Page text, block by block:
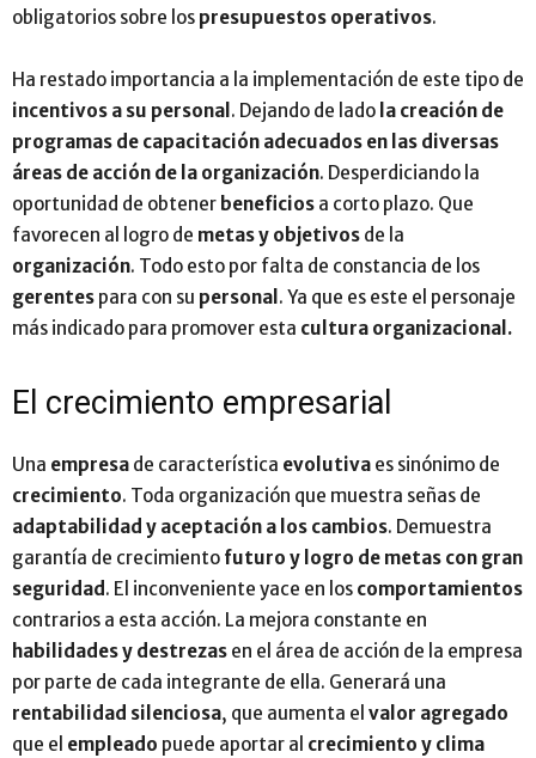
obligatorios sobre los presupuestos operativos.
Ha restado importancia a la implementación de este tipo de
incentivos a su personal . Dejando de lado la creación de
programas de capacitación adecuados en las diversas
áreas de acción de la organización. Desperdiciando la
oportunidad de obtener beneficios a corto plazo. Que
favorecen al logro de metas y objetivos de la
organización. Todo esto por falta de constancia de los
gerentes para con su personal . Ya que es este el personaje
más indicado para promover esta cultura organizacional.
El crecimiento empresarial
Una empresa de característica evolutiva es sinónimo de
crecimiento. Toda organización que muestra señas de
adaptabilidad y aceptación a los cambios. Demuestra
garantía de crecimiento futuro y logro de metas con gran
seguridad . El inconveniente yace en los comportamientos
contrarios a esta acción. La mejora constante en
habilidades y destrezas en el área de acción de la empresa
por parte de cada integrante de ella. Generará una
rentabilidad silenciosa, que aumenta el valor agregado
que el empleado puede aportar al crecimiento y clima